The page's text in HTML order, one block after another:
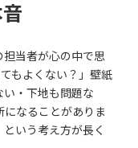
当者が心の中で思
もよくない？」壁紙
・下地も問題な
なることがありま
という考え方が長く